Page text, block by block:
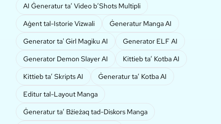
AI Ġeneratur ta’ Video b’Shots Multipli
Aġent tal-Istorie Vizwali
Ġeneratur Manga AI
Generator ta' Girl Magiku AI
Generator ELF AI
Generator Demon Slayer AI
Kittieb ta’ Kotba AI
Kittieb ta’ Skripts AI
Ġeneratur ta’ Kotba AI
Editur tal-Layout Manga
Ġeneratur ta’ Bżieżaq tad-Diskors Manga